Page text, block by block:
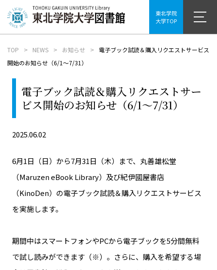
東北学院
大学TOP
TOP NEWS お知らせ
電子ブック試読＆購入リクエストサービス
開始のお知らせ（6/1～7/31）
電子ブック試読＆購入リクエストサー
ビス開始のお知らせ（6/1～7/31）
2025.06.02
6月1日（日）から7月31日（木）まで、丸善雄松堂
（Maruzen eBook Library）及び紀伊國屋書店
（KinoDen）の電子ブック試読＆購入リクエストサービス
を実施します。
期間中はスマートフォンやPCから電子ブックを5分間無料
で試し読みができます（※）。さらに、購入を希望する場